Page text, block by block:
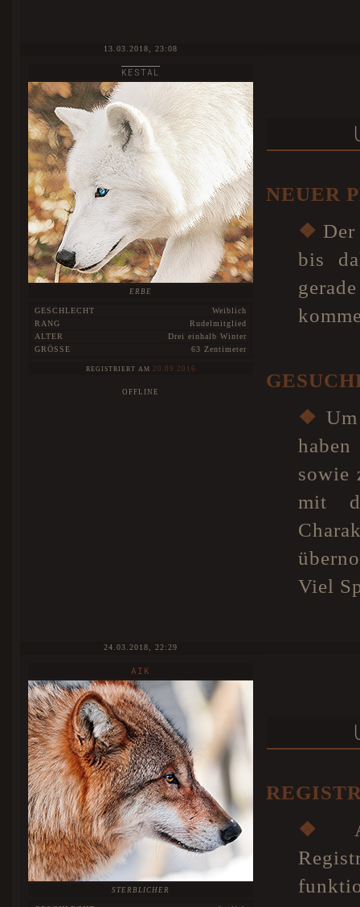
13.03.2018, 23:08
KESTAL
ERBE
GESCHLECHT
Weiblich
RANG
Rudelmitglied
ALTER
Drei einhalb Winter
GRÖSSE
63 Zentimeter
REGISTRIERT AM 20.09.2016
OFFLINE
NEUER
❖
bis
❖
sowie
mit
Viel
24.03.2018, 22:29
AIK
STERBLICHER
❖